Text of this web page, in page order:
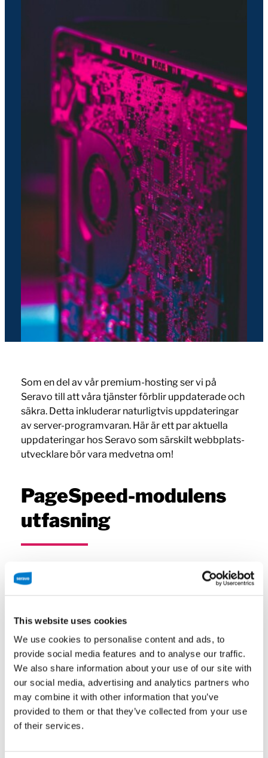
This website uses cookies
We use cookies to personalise content and ads, to
provide social media features and to analyse our traffic.
We also share information about your use of our site with
our social media, advertising and analytics partners who
may combine it with other information that you’ve
provided to them or that they’ve collected from your use
of their services.
Som en del av vår premium-hosting ser vi på
Seravo till att våra tjänster förblir uppdaterade och
säkra. Detta inkluderar naturligtvis uppdateringar
av server-programvaran. Här är ett par aktuella
uppdateringar hos Seravo som särskilt webbplats-
utvecklare bör vara medvetna om!
PageSpeed-modulens
utfasning
Tidigare på Seravo kunde webb-utvecklare
aktivera
automatisering. Nginx-modulen
utfasad. Modulen är därför inte längre tillgänglig på
Seravo.
Om din webbplats är hostad på Seravo och din
webbplats hade PageSpeed-konfigurationer
aktiverade, behövs inga ytterligare åtgärder. Du